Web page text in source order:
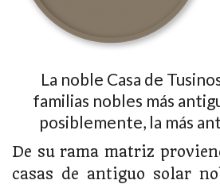
La noble Casa de
familias nobles más
posiblemente, la más
De su rama matriz
casas de antiguo solar